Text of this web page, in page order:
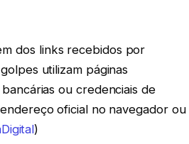
dos links recebidos por
utilizam páginas
ou credenciais de
oficial no navegador ou
)